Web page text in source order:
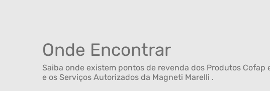
Onde Encontrar
Saiba onde existem pontos de revenda dos Produtos Cofap
e os Serviços Autorizados da Magneti Marelli .